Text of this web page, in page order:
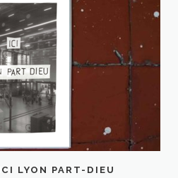
LYON PART-DIEU